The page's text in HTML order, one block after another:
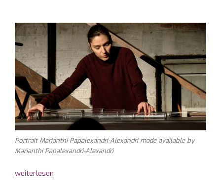
Portrait Marianthi Papalexandri-Alexandrimade available by
Marianthi Papalexandri-Alexandri
„Marianthi
weiterlesen